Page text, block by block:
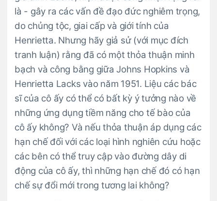
là - gây ra các vấn đề đạo đức nghiêm trọng,
do chủng tộc, giai cấp và giới tính của
Henrietta. Nhưng hãy giả sử (với mục đích
tranh luận) rằng đã có một thỏa thuận minh
bạch và công bằng giữa Johns Hopkins và
Henrietta Lacks vào năm 1951. Liệu các bác
sĩ của cô ấy có thể có bất kỳ ý tưởng nào về
những ứng dụng tiềm năng cho tế bào của
cô ấy không? Và nếu thỏa thuận áp dụng các
hạn chế đối với các loại hình nghiên cứu hoặc
các bên có thể truy cập vào đường dây di
động của cô ấy, thì những hạn chế đó có hạn
chế sự đổi mới trong tương lai không?